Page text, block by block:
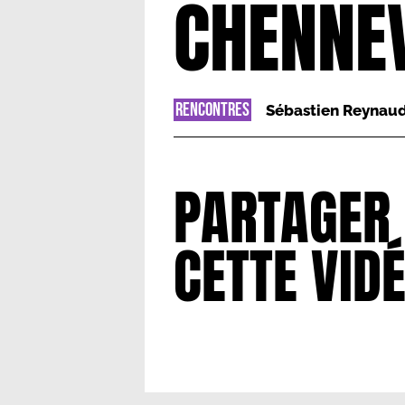
RENCONTRES Sébastien
PARTAGER
CETTE